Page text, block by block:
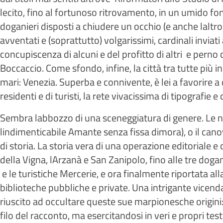
lecito, fino al fortunoso ritrovamento, in un umido
doganieri disposti a chiudere un occhio (e anche
avventati e (soprattutto) volgarissimi, cardinali inviati
concupiscenza di alcuni e del profitto di altri  e
Boccaccio. Come sfondo, infine, la città tra tutte più
mari: Venezia. Superba e connivente, è lei a
residenti e di turisti, la rete vivacissima di tipografie
Sembra labbozzo di una sceneggiatura di genere.
lindimenticabile Amante senza fissa dimora), o il
di storia. La storia vera di una operazione editoriale
della Vigna, lArzanà e San Zanipolo, fino alle tre
 e le turistiche Mercerie, e ora finalmente riportata
biblioteche pubbliche e private. Una intrigante
riuscito ad occultare queste sue marpionesche
filo del racconto, ma esercitandosi in veri e propri